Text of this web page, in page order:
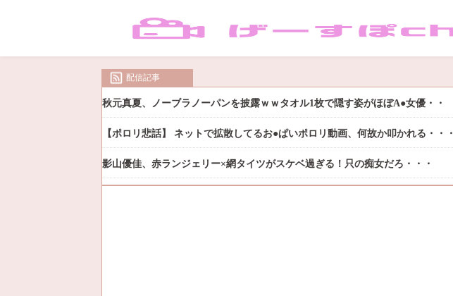
配信記事
秋元真夏、ノーブラノーパンを披露ｗｗタオル1枚で隠す姿がほぼA●女優・・
【ポロリ悲話】 ネットで拡散してるお●ぱいポロリ動画、何故か叩かれる・・・
影山優佳、赤ランジェリー×網タイツがスケベ過ぎる！只の痴女だろ・・・